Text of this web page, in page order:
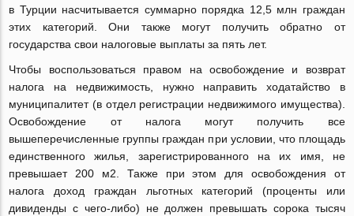
в Турции насчитывается суммарно порядка 12,5 млн граждан
этих категорий. Они также могут получить обратно от
государства свои налоговые выплаты за пять лет.
Чтобы воспользоваться правом на освобождение и возврат
налога на недвижимость, нужно направить ходатайство в
муниципалитет (в отдел регистрации недвижимого имущества).
Освобождение от налога могут получить все
вышеперечисленные группы граждан при условии, что площадь
единственного жилья, зарегистрированного на их имя, не
превышает 200 м2. Также при этом для освобождения от
налога доход граждан льготных категорий (проценты или
дивиденды с чего-либо) не должен превышать сорока тысяч